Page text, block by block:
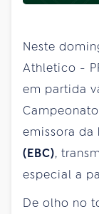
Neste
Athletico -
em partida
emissora da
(EBC),
especial a
De olho no